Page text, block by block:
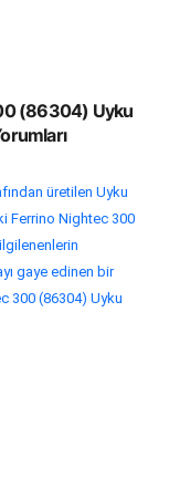
(86304) Uyku
üretilen Uyku
Ferrino Nightec 300
gaye edinen bir
300 (86304) Uyku